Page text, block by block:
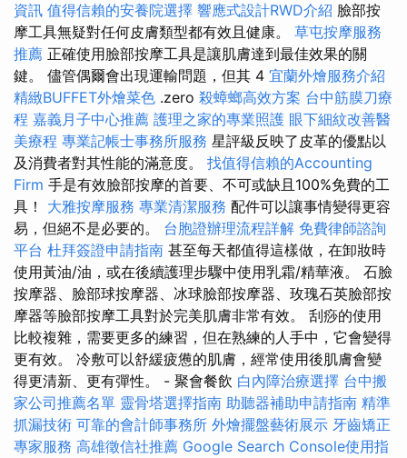
資訊 值得信賴的安養院選擇 響應式設計RWD介紹 臉部按
摩工具無疑對任何皮膚類型都有效且健康。 草屯按摩服務
推薦 正確使用臉部按摩工具是讓肌膚達到最佳效果的關
鍵。 儘管偶爾會出現運輸問題，但其 4 宜蘭外燴服務介紹
精緻BUFFET外燴菜色 .zero 殺蟑螂高效方案 台中筋膜刀療
程 嘉義月子中心推薦 護理之家的專業照護 眼下細紋改善醫
美療程 專業記帳士事務所服務 星評級反映了皮革的優點以
及消費者對其性能的滿意度。 找值得信賴的Accounting
Firm 手是有效臉部按摩的首要、不可或缺且100%免費的工
具！ 大雅按摩服務 專業清潔服務 配件可以讓事情變得更容
易，但絕不是必要的。 台胞證辦理流程詳解 免費律師諮詢
平台 杜拜簽證申請指南 甚至每天都值得這樣做，在卸妝時
使用黃油/油，或在後續護理步驟中使用乳霜/精華液。 石臉
按摩器、臉部球按摩器、冰球臉部按摩器、玫瑰石英臉部按
摩器等臉部按摩工具對於完美肌膚非常有效。 刮痧的使用
比較複雜，需要更多的練習，但在熟練的人手中，它會變得
更有效。 冷敷可以舒緩疲憊的肌膚，經常使用後肌膚會變
得更清新、更有彈性。 - 聚會餐飲 白內障治療選擇 台中搬
家公司推薦名單 靈骨塔選擇指南 助聽器補助申請指南 精準
抓漏技術 可靠的會計師事務所 外燴擺盤藝術展示 牙齒矯正
專家服務 高雄徵信社推薦 Google Search Console使用指